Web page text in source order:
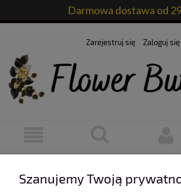
Darmowa dostawa od
Zarejestruj się Zaloguj się
Ten produkt jest niedostępny.
Szanujemy Twoją